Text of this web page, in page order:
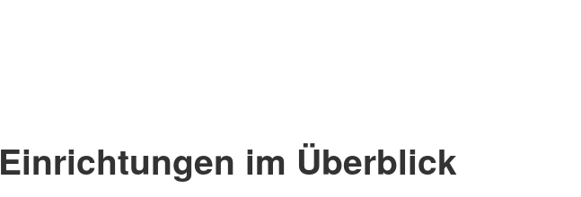
Einrichtungen im Überblick